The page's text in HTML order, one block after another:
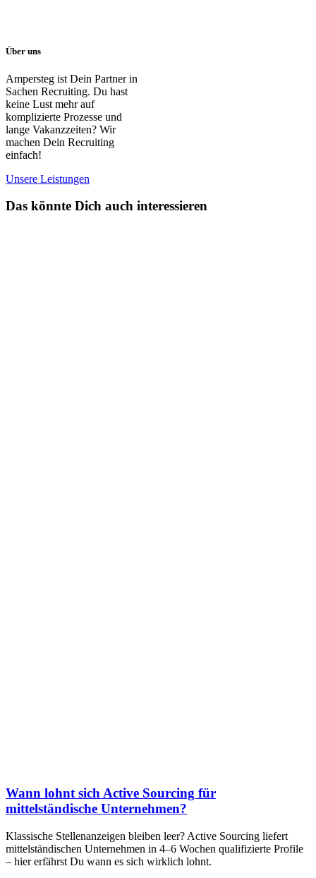
Über uns
Ampersteg ist Dein Partner in
Sachen Recruiting. Du hast
keine Lust mehr auf
komplizierte Prozesse und
lange Vakanzzeiten? Wir
machen Dein Recruiting
einfach!
Unsere Leistungen
Das könnte Dich auch interessieren
Wann lohnt sich Active Sourcing für
mittelständische Unternehmen?
Klassische Stellenanzeigen bleiben leer? Active Sourcing liefert
mittelständischen Unternehmen in 4–6 Wochen qualifizierte Profile
– hier erfährst Du wann es sich wirklich lohnt.